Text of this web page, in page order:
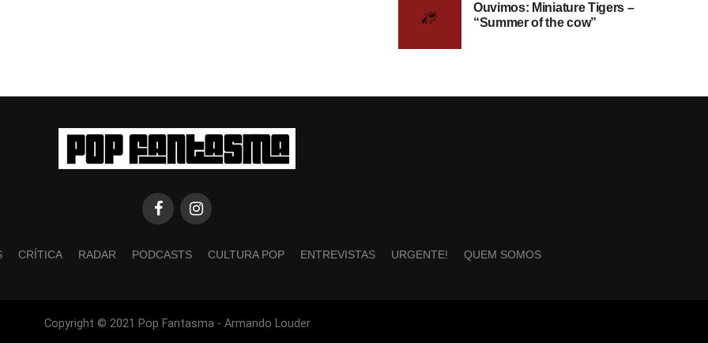
Ouvimos: Miniature Tigers –
“Summer of the cow”
CRÍTICA RADAR PODCASTS CULTURA POP ENTREVISTAS URGENTE! QUEM SOMOS
Copyright © 2021 Pop Fantasma - Armando Louder